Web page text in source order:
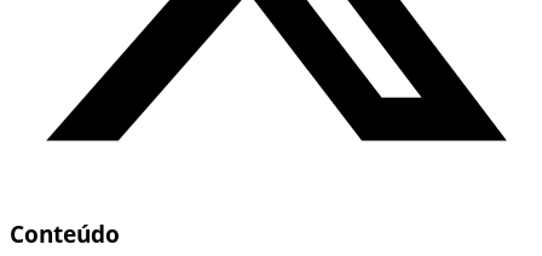
Conteúdo